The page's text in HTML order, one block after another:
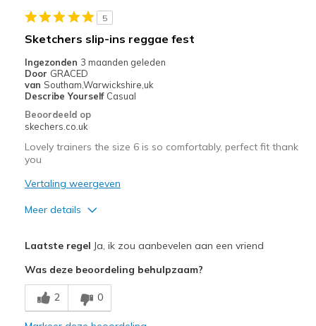
5
Sketchers slip-ins reggae fest
Ingezonden 3 maanden geleden
Door GRACED
van Southam,Warwickshire,uk
Describe Yourself Casual
Beoordeeld op
skechers.co.uk
Lovely trainers the size 6 is so comfortably, perfect fit thank
you
Vertaling weergeven
Meer details
Breathe Well
Comfortable
Laatste regel Ja, ik zou aanbevelen aan een vriend
Was deze beoordeling behulpzaam?
2 0